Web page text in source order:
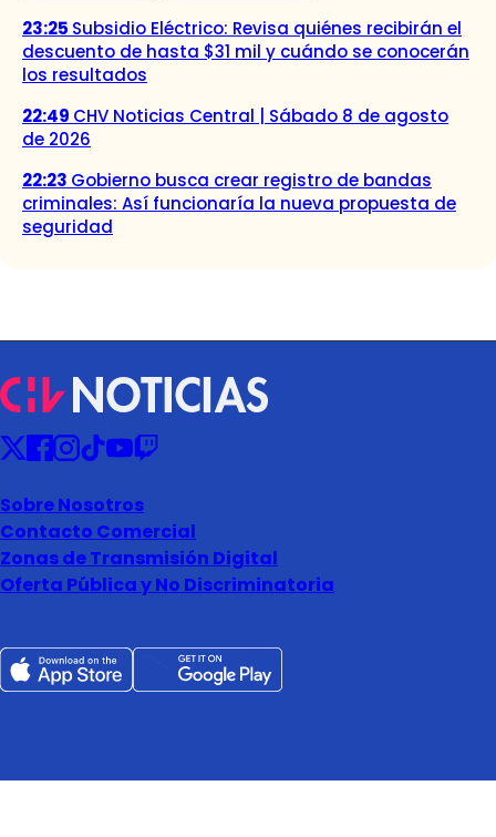
23:25 Subsidio Eléctrico: Revisa quiénes recibirán el
descuento de hasta $31 mil y cuándo se conocerán
los resultados
22:49 CHV Noticias Central | Sábado 8 de agosto
de 2026
22:23 Gobierno busca crear registro de bandas
criminales: Así funcionaría la nueva propuesta de
seguridad
Sobre Nosotros
Contacto Comercial
Zonas de Transmisión Digital
Oferta Pública y No Discriminatoria